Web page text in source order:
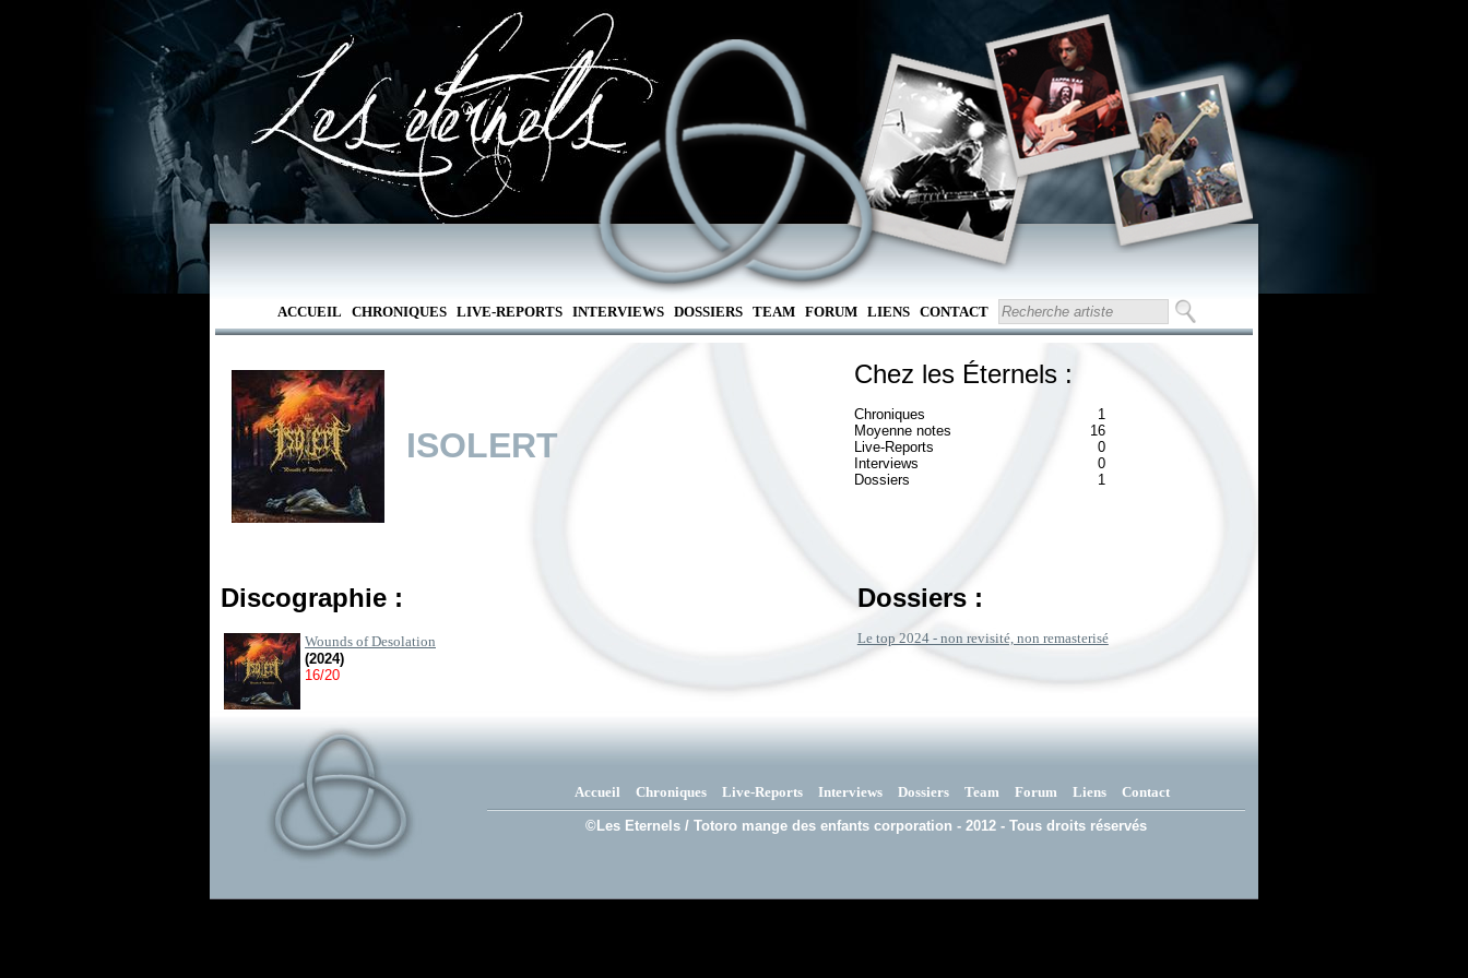
ACCUEIL CHRONIQUES LIVE-REPORTS INTERVIEWS DOSSIERS TEAM FORUM LIENS CONTACT
ISOLERT
Chez les Éternels :
Chroniques
1
Moyenne notes
16
Live-Reports
0
Interviews
0
Dossiers
1
Discographie :
Wounds of Desolation
(2024)
16/20
Dossiers :
Le top 2024 - non revisité, non remasterisé
Accueil Chroniques Live-Reports Interviews Dossiers Team Forum Liens Contact
©Les Eternels / Totoro mange des enfants corporation - 2012 - Tous droits réservés